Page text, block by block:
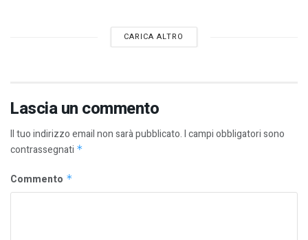
CARICA ALTRO
Lascia un commento
Il tuo indirizzo email non sarà pubblicato.I campi obbligatori sono
contrassegnati *
Commento *